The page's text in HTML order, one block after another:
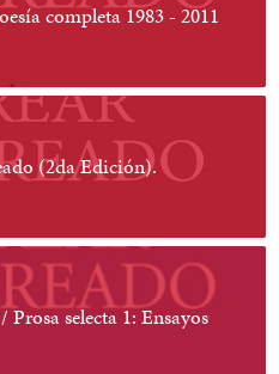
completa 1983 - 2011
(2da Edición).
selecta 1: Ensayos